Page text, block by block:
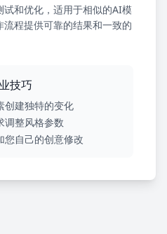
和优化，适用于相似的AI模
程提供可靠的结果和一致的
技巧
创建独特的变化
调整风格参数
您自己的创意修改